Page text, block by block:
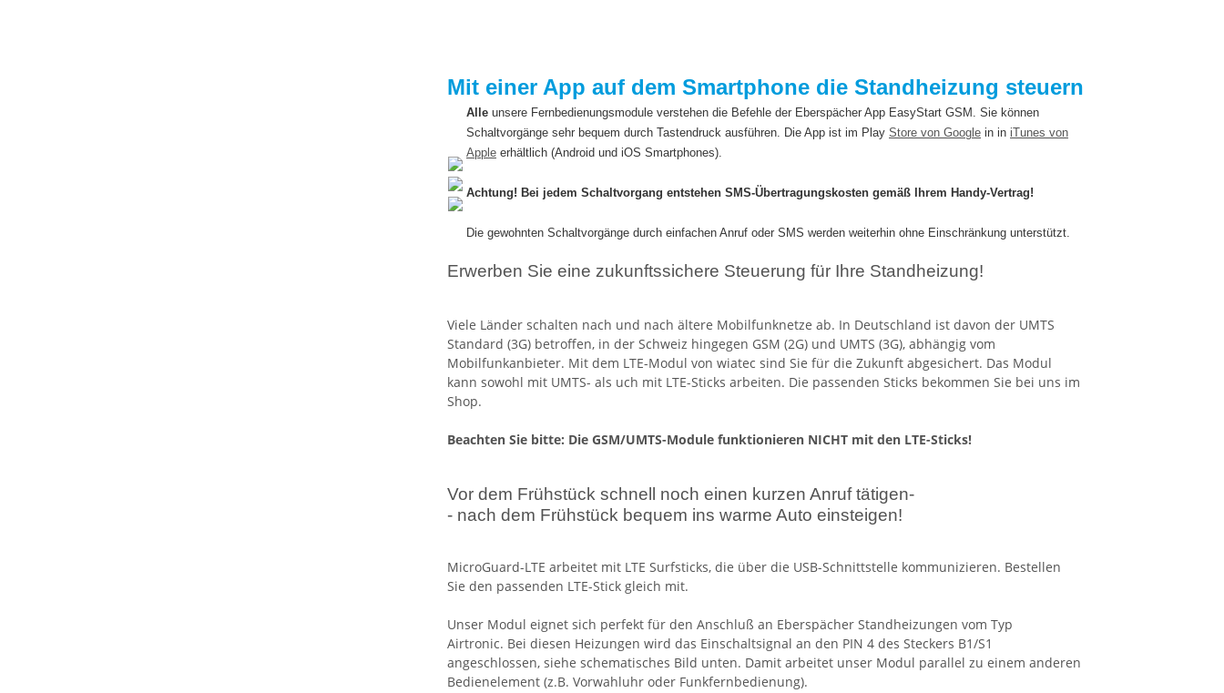
Mit einer App auf dem Smartphone die Standheizung steuern
Alle unsere Fernbedienungsmodule verstehen die Befehle der Eberspächer App EasyStart GSM. Sie können
Schaltvorgänge sehr bequem durch Tastendruck ausführen. Die App ist im Play Store von Google in in iTunes von
Apple erhältlich (Android und iOS Smartphones).
Achtung! Bei jedem Schaltvorgang entstehen SMS-Übertragungskosten gemäß Ihrem Handy-Vertrag!
Die gewohnten Schaltvorgänge durch einfachen Anruf oder SMS werden weiterhin ohne Einschränkung unterstützt.
Erwerben Sie eine zukunftssichere Steuerung für Ihre Standheizung!
Viele Länder schalten nach und nach ältere Mobilfunknetze ab. In Deutschland ist davon der UMTS
Standard (3G) betroffen, in der Schweiz hingegen GSM (2G) und UMTS (3G), abhängig vom
Mobilfunkanbieter. Mit dem LTE-Modul von wiatec sind Sie für die Zukunft abgesichert. Das Modul
kann sowohl mit UMTS- als uch mit LTE-Sticks arbeiten. Die passenden Sticks bekommen Sie bei uns im
Shop.
Beachten Sie bitte: Die GSM/UMTS-Module funktionieren NICHT mit den LTE-Sticks!
Vor dem Frühstück schnell noch einen kurzen Anruf tätigen-
- nach dem Frühstück bequem ins warme Auto einsteigen!
MicroGuard-LTE arbeitet mit LTE Surfsticks, die über die USB-Schnittstelle kommunizieren. Bestellen
Sie den passenden LTE-Stick gleich mit.
Unser Modul eignet sich perfekt für den Anschluß an Eberspächer Standheizungen vom Typ
Airtronic. Bei diesen Heizungen wird das Einschaltsignal an den PIN 4 des Steckers B1/S1
angeschlossen, siehe schematisches Bild unten. Damit arbeitet unser Modul parallel zu einem anderen
Bedienelement (z.B. Vorwahluhr oder Funkfernbedienung).